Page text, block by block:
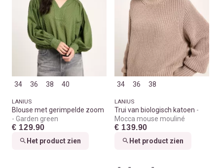
34 36 38 40
LANIUS
Blouse met gerimpelde zoom
Garden green
€ 129.90
Het product zien
34 36 38
LANIUS
Trui van biologisch katoen
Mocca mouse mouliné
€ 139.90
Het product zien